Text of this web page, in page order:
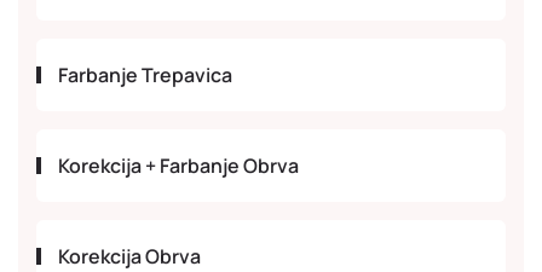
Farbanje Trepavica
Korekcija + Farbanje Obrva
Korekcija Obrva